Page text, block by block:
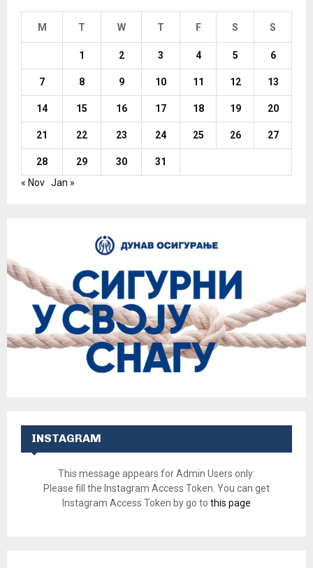
M T W T F S S
1 2 3 4 5 6
7 8 9 10 11 12 13
14 15 16 17 18 19 20
21 22 23 24 25 26 27
28 29 30
31
« Nov Jan »
INSTAGRAM
This message appears for Admin Users only:
Please fill the Instagram Access Token. You can get
Instagram Access Token by go to this page